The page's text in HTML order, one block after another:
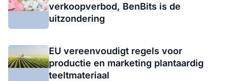
verkoopverbod, BenBits is de
uitzondering
EU vereenvoudigt regels voor
productie en marketing plantaardig
teeltmateriaal